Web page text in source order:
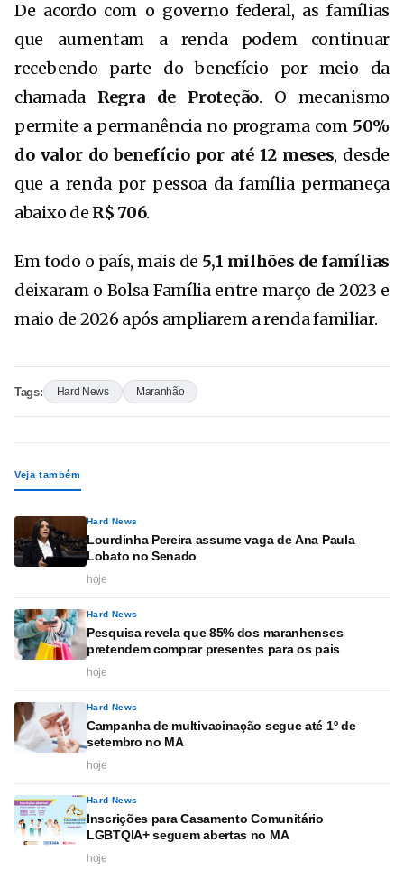
De acordo com o governo federal, as famílias
que aumentam a renda podem continuar
recebendo parte do benefício por meio da
chamada Regra de Proteção. O mecanismo
permite a permanência no programa com 50%
do valor do benefício por até 12 meses, desde
que a renda por pessoa da família permaneça
abaixo de R$ 706.
Em todo o país, mais de 5,1 milhões de famílias
deixaram o Bolsa Família entre março de 2023 e
maio de 2026 após ampliarem a renda familiar.
Tags: Hard News Maranhão
Veja também
Hard News
Lourdinha Pereira assume vaga de Ana Paula
Lobato no Senado
hoje
Hard News
Pesquisa revela que 85% dos maranhenses
pretendem comprar presentes para os pais
hoje
Hard News
Campanha de multivacinação segue até 1º de
setembro no MA
hoje
Hard News
Inscrições para Casamento Comunitário
LGBTQIA+ seguem abertas no MA
hoje